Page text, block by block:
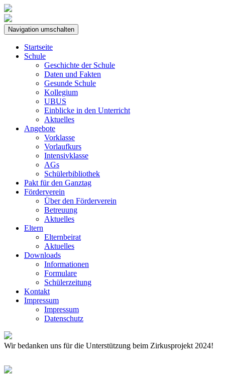
Navigation umschalten
Startseite
Schule
Geschichte der Schule
Daten und Fakten
Gesunde Schule
Kollegium
UBUS
Einblicke in den Unterricht
Aktuelles
Angebote
Vorklasse
Vorlaufkurs
Intensivklasse
AGs
Schülerbibliothek
Pakt für den Ganztag
Förderverein
Über den Förderverein
Betreuung
Aktuelles
Eltern
Elternbeirat
Aktuelles
Downloads
Informationen
Formulare
Schülerzeitung
Kontakt
Impressum
Impressum
Datenschutz
Wir bedanken uns für die Unterstützung beim Zirkusprojekt 2024!